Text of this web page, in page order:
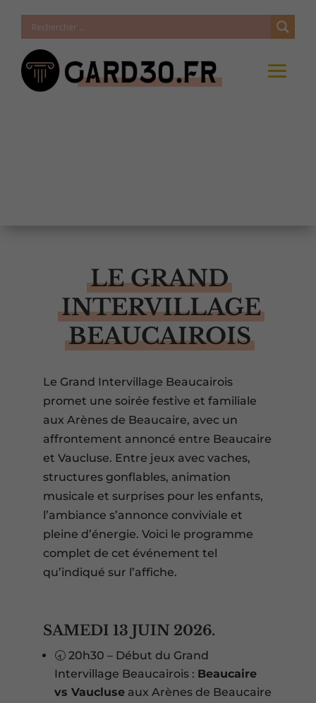
LE GRAND
INTERVILLAGE
BEAUCAIROIS
Le Grand Intervillage Beaucairois
promet une soirée festive et familiale
aux Arènes de Beaucaire, avec un
affrontement annoncé entre Beaucaire
et Vaucluse. Entre jeux avec vaches,
structures gonflables, animation
musicale et surprises pour les enfants,
l’ambiance s’annonce conviviale et
pleine d’énergie. Voici le programme
complet de cet événement tel
qu’indiqué sur l’affiche.
SAMEDI 13 JUIN 2026.
🕣 20h30 – Début du Grand
Intervillage Beaucairois : Beaucaire
vs Vaucluseaux Arènes de Beaucaire